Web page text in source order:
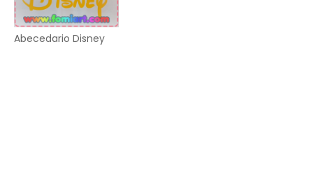
Abecedario Disney